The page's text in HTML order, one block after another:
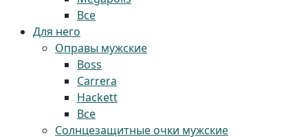
Все
Для него
Оправы мужские
Boss
Carrera
Hackett
Все
Солнцезащитные очки мужские